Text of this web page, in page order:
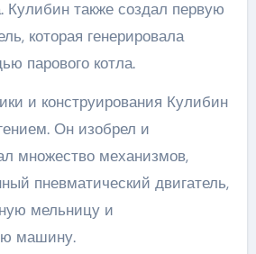
Кулибин также создал первую
которая генерировала
парового котла.
и конструирования Кулибин
Он изобрел и
множество механизмов,
пневматический двигатель,
мельницу и
машину.